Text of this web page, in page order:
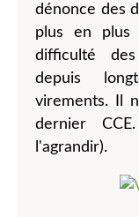
dénonce des
plus en plus
difficulté
depuis
virements. Il
dernier
l'agrandir).